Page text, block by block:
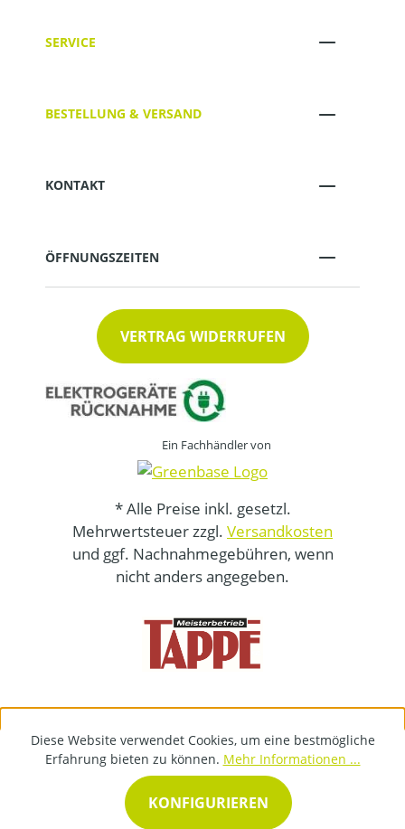
SERVICE
BESTELLUNG & VERSAND
KONTAKT
ÖFFNUNGSZEITEN
VERTRAG WIDERRUFEN
Ein Fachhändler von
* Alle Preise inkl. gesetzl.
Mehrwertsteuer zzgl. Versandkosten
und ggf. Nachnahmegebühren, wenn
nicht anders angegeben.
Diese Website verwendet Cookies, um eine bestmögliche
Erfahrung bieten zu können. Mehr Informationen ...
KONFIGURIEREN